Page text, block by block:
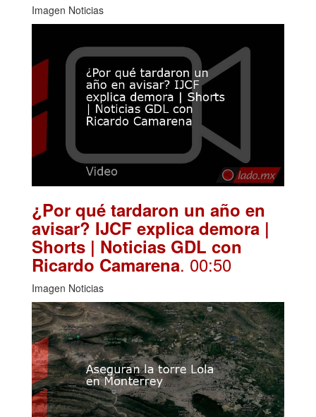
Imagen Noticias
¿Por qué tardaron un año en
avisar? IJCF explica demora |
Shorts | Noticias GDL con
Ricardo Camarena. 00:50
Imagen Noticias